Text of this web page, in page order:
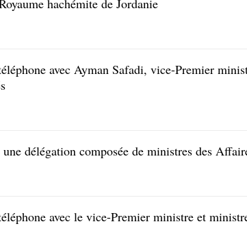
hachémite de Jordanie
avec Ayman Safadi, vice-Premier
délégation composée de ministres des
avec le vice-Premier ministre et